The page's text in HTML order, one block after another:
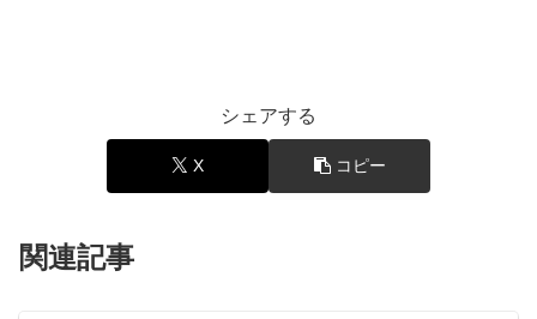
シェアする
X コピー
関連記事